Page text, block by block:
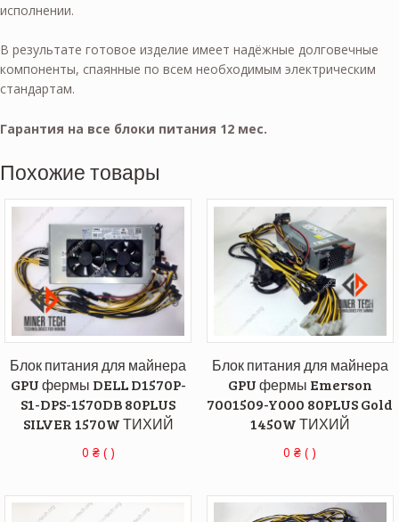
исполнении.
В результате готовое изделие имеет надёжные долговечные
компоненты, спаянные по всем необходимым электрическим
стандартам.
Гарантия на все блоки питания 12 мес.
Похожие товары
Блок питания для майнера
GPU фермы DELL D1570P-
S1-DPS-1570DB 80PLUS
SILVER 1570W ТИХИЙ
0 ₴( )
Блок питания для майнера
GPU фермы Emerson
7001509-Y000 80PLUS Gold
1450W ТИХИЙ
0₴ ( )